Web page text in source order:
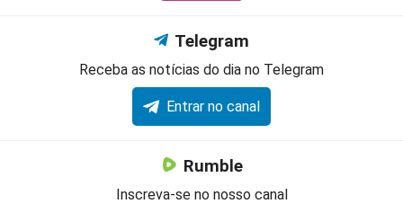
Telegram
Receba as notícias do dia no Telegram
Entrar no canal
Rumble
Inscreva-se no nosso canal